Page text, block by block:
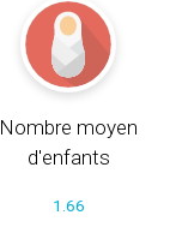
Nombre moyen
d'enfants
1.66